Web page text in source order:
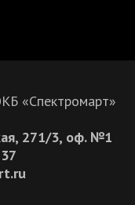
«Спектромарт»
271/3, оф. №1